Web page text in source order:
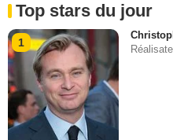
Top stars du jour
1